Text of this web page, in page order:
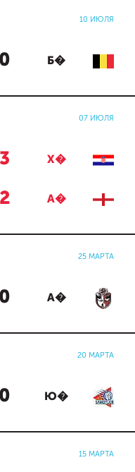
10 ИЮЛЯ
0 Б�
07 ИЮЛЯ
3 Х�
2 А�
25 МАРТА
0 А�
20 МАРТА
0 Ю�
15 МАРТА